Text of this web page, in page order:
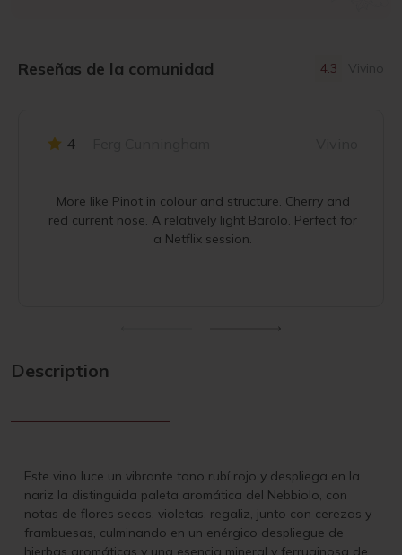
Reseñas de la comunidad 4.3 Vivino
4
More like Pinot in colour and structure. Cherry and
red current nose. A relatively light Barolo. Perfect for
a Netflix session.
Description
Este vino luce un vibrante tono rubí rojo y despliega en la
nariz la distinguida paleta aromática del Nebbiolo, con
notas de flores secas, violetas, regaliz, junto con cerezas y
frambuesas, culminando en un enérgico despliegue de
hierbas aromáticas y una esencia mineral y ferruginosa de